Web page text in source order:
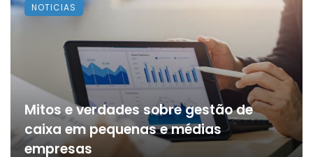
Mitos e verdades sobre gestão de
caixa em pequenas e médias
empresas
NOTICIAS